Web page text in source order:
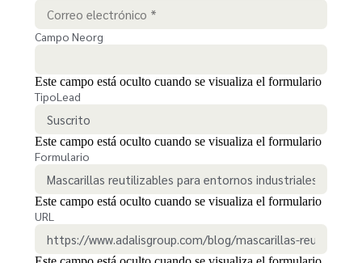
Campo Neorg
Este campo está oculto cuando se visualiza el formulario
TipoLead
Este campo está oculto cuando se visualiza el formulario
Formulario
Este campo está oculto cuando se visualiza el formulario
URL